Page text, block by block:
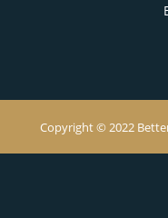
Copyright © 2022